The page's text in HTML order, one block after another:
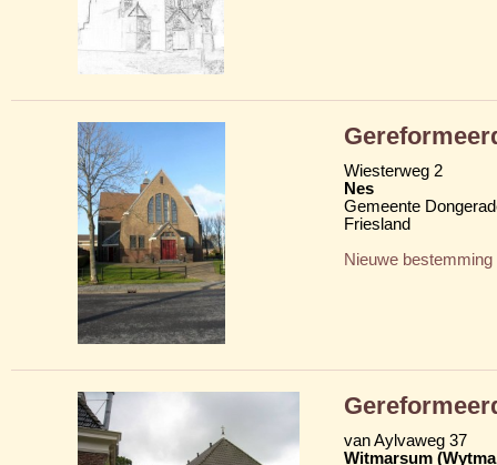
Wiesterweg 2
Nes
Gemeente
Friesland
Nieuwe bestemming
van Aylvaweg 37
Witmarsum